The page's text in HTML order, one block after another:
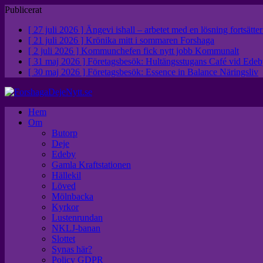
Publicerat
[ 27 juli 2026 ] Ängevi ishall – arbetet med en lösning fortsätter
[ 21 juli 2026 ] Krönika mitt i sommaren Forshaga
[ 2 juli 2026 ] Kommunchefen fick nytt jobb Kommunalt
[ 31 maj 2026 ] Företagsbesök: Hultängsstugans Café vid
[ 30 maj 2026 ] Företagsbesök: Essence in Balance Näringsliv
Hem
Om
Butorp
Deje
Edeby
Gamla Kraftstationen
Hällekil
Löved
Mölnbacka
Kyrkor
Lustenrundan
NKLJ-banan
Slottet
Synas här?
Policy GDPR